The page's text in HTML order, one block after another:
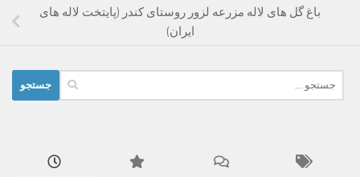
باغ گل های لاله مزرعه لزور روستای کندر (پایتخت لاله های
ایران)
برای: